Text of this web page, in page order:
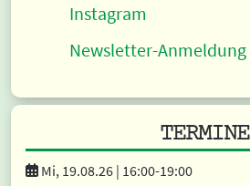
Instagram
Newsletter-Anmeldung
TERMINE
Mi, 19.08.26 | 16:00-19:00